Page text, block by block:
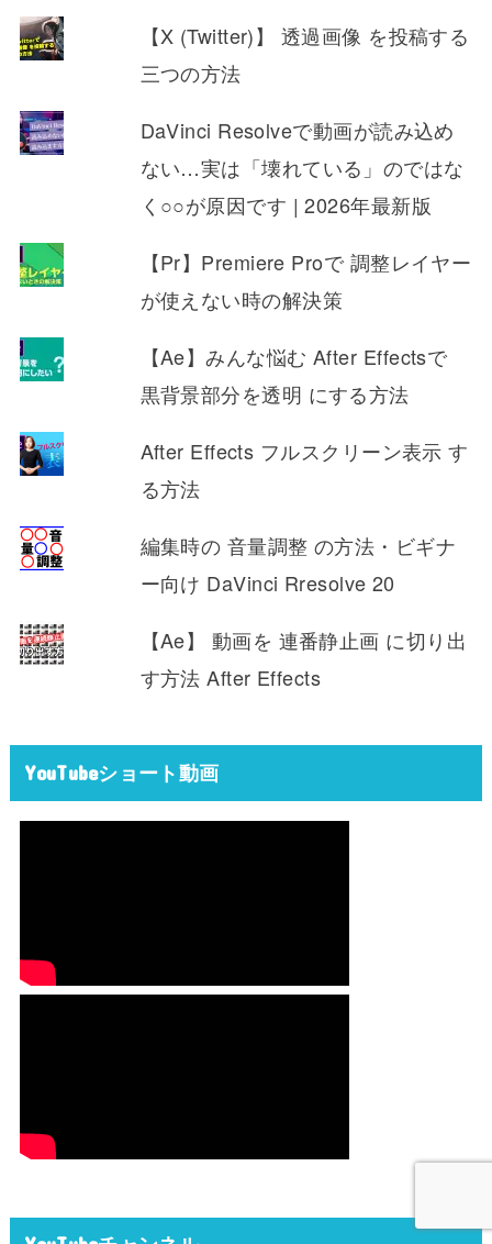
【X (Twitter)】 透過画像 を投稿する
三つの方法
DaVinci Resolveで動画が読み込め
ない…実は「壊れている」のではな
く○○が原因です | 2026年最新版
【Pr】Premiere Proで 調整レイヤー
が使えない時の解決策
【Ae】みんな悩む After Effectsで
黒背景部分を透明 にする方法
After Effects フルスクリーン表示 す
る方法
編集時の 音量調整 の方法・ビギナ
ー向け DaVinci Rresolve 20
【Ae】 動画を 連番静止画 に切り出
す方法 After Effects
YouTubeショート動画